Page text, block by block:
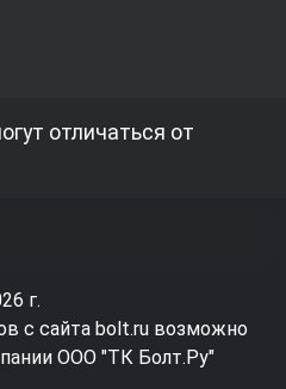
отличаться от
г.
с сайта bolt.ru возможно
ООО "ТК Болт.Ру"